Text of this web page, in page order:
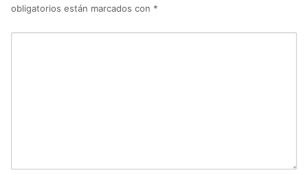
obligatorios están marcados con *